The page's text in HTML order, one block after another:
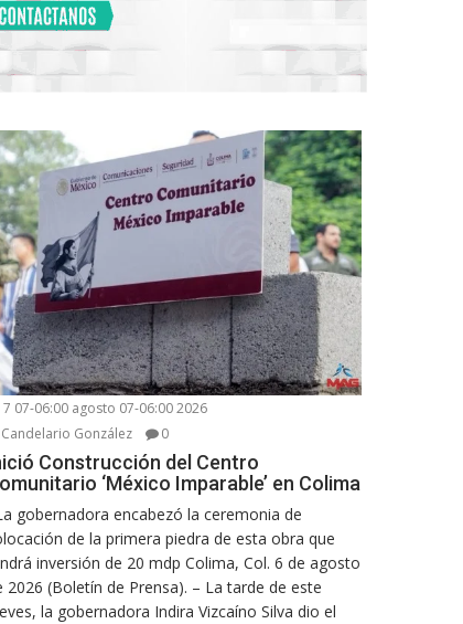
7 07-06:00 agosto 07-06:00 2026
Candelario González
0
Construcción del Centro
‘México Imparable’ en Colima
gobernadora encabezó la ceremonia de
de la primera piedra de esta obra que
inversión de 20 mdp Colima, Col. 6 de agosto
2026 (Boletín de Prensa). – La tarde de este
la gobernadora Indira Vizcaíno Silva dio el